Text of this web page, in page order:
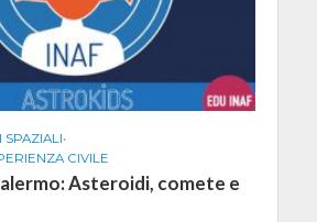
SPAZIALI•
CIVILE
Asteroidi, comete e